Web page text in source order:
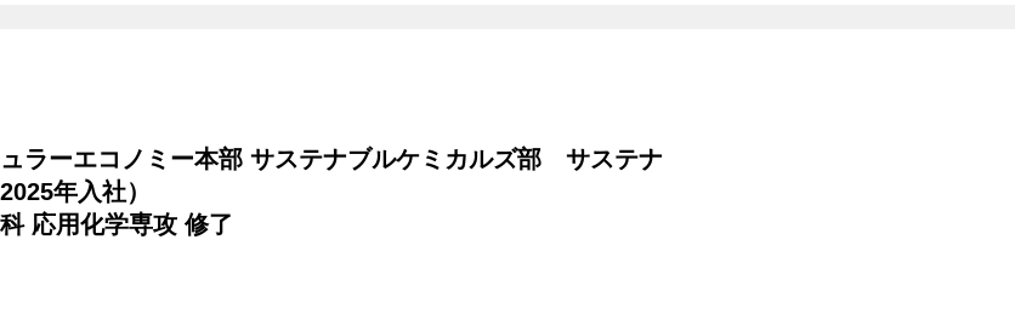
ラーエコノミー本部 サステナブルケミカルズ部 サステナ
年入社）
応用化学専攻 修了